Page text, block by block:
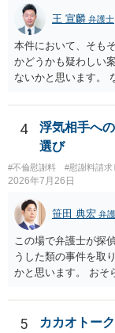
通しを過度に楽観的
か、連絡方法（メー
ど）や対応スピード
しましても、弁護士
手方の関係、相手方
有無など事実関係を
す。
王 宣麟 弁護士
本件において、そも
かどうかも疑わしい
ないかと思います。
るパターンはありえ
明確にいえないよう
はないかと推察します
4
浮気相手へ
選び
#不倫慰謝料 #慰謝料請求
2026年7月26日
笹田 典宏 弁
この場で弁護士が探
うした類の事件を取
かと思います。 おそ
めします。
5
カカオトー